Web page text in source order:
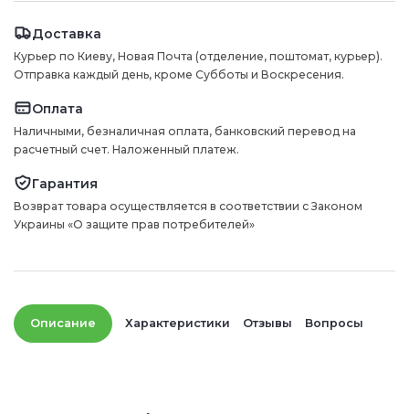
Доставка
Курьер по Киеву, Новая Почта (отделение, поштомат, курьер).
Отправка каждый день, кроме Субботы и Воскресения.
Оплата
Наличными, безналичная оплата, банковский перевод на
расчетный счет. Наложенный платеж.
Гарантия
Возврат товара осуществляется в соответствии с Законом
Украины «О защите прав потребителей»
Описание Характеристики Отзывы Вопросы